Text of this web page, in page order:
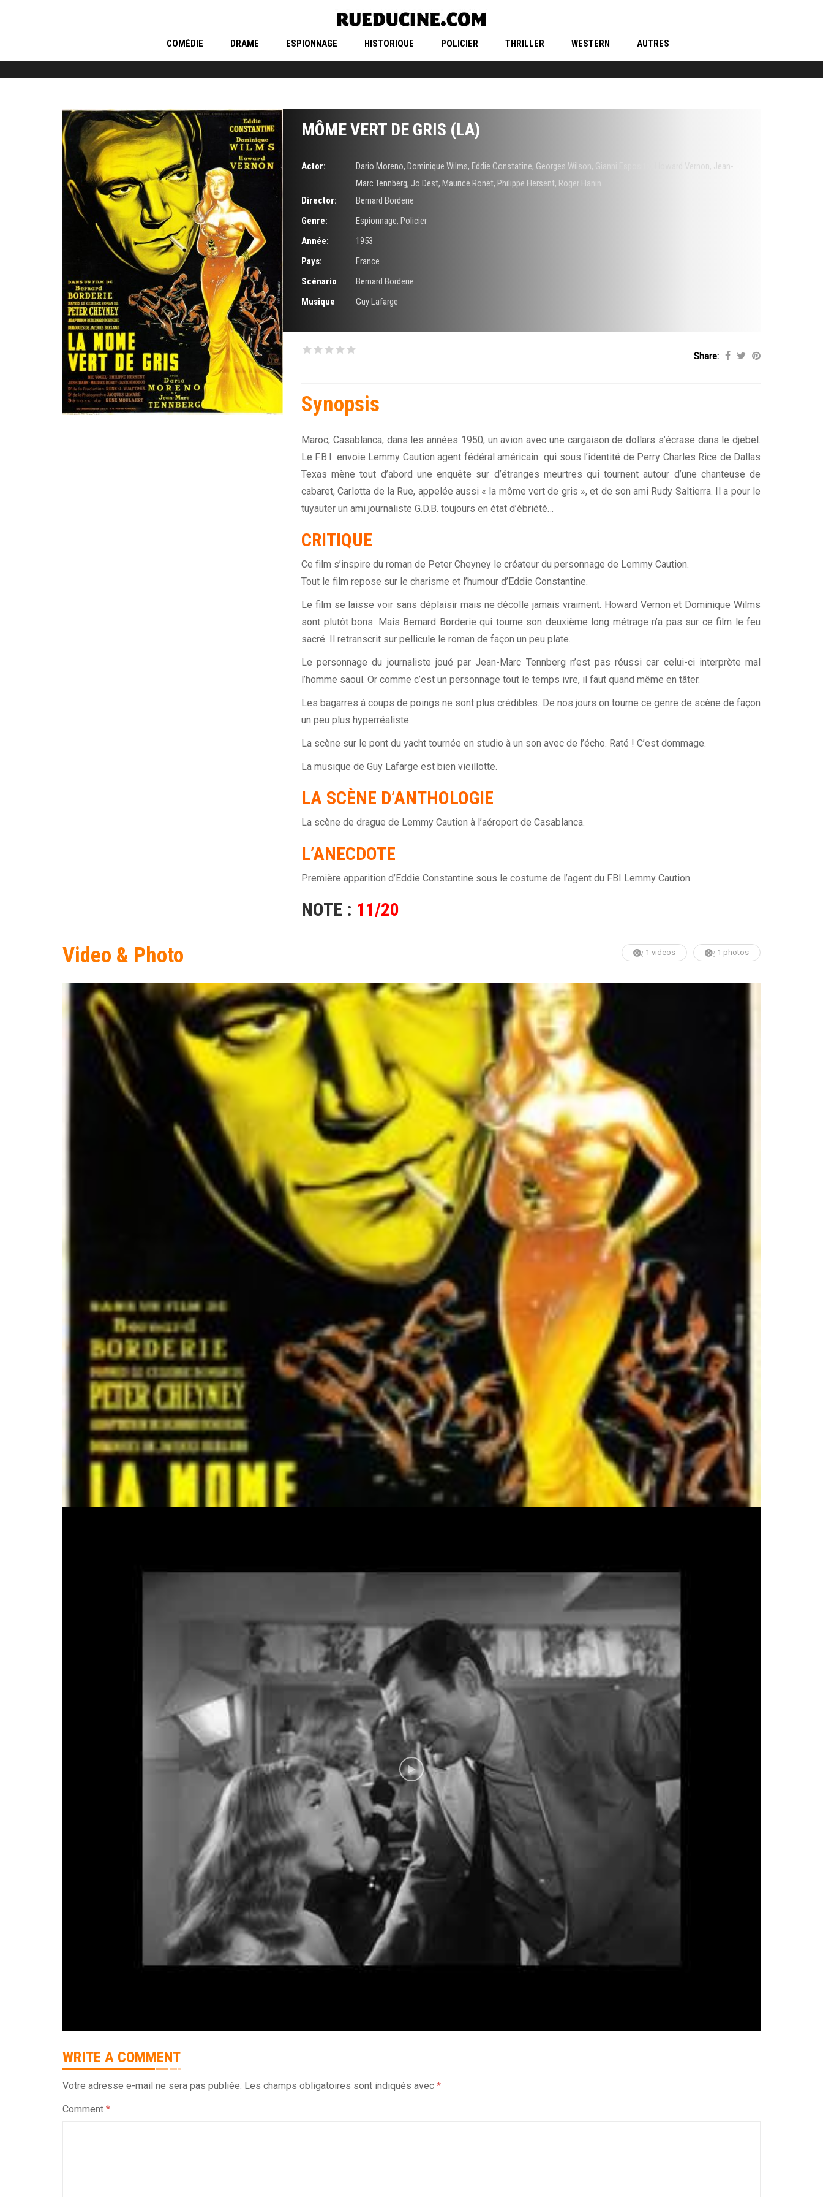
COMÉDIE DRAME ESPIONNAGE HISTORIQUE POLICIER THRILLER WESTERN AUTRES
MÔME VERT DE GRIS (LA)
Actor: Dario Moreno, Dominique Wilms, Eddie Constatine, Georges Wilson, Gianni Esposito Howard Vernon, Jean-
Marc Tennberg, Jo Dest, Maurice Ronet, Philippe Hersent, Roger Hanin
Director:
Bernard Borderie
Genre:
Espionnage, Policier
Année:
1953
Pays:
France
Scénario
Bernard Borderie
Musique
Guy Lafarge
Share:
Synopsis
Maroc, Casablanca, dans les années 1950, un avion avec une cargaison de dollars s’écrase dans le djebel.
Le F.B.I. envoie Lemmy Caution agent fédéral américain qui sous l’identité de Perry Charles Rice de Dallas
Texas mène tout d’abord une enquête sur d’étranges meurtres qui tournent autour d’une chanteuse de
cabaret, Carlotta de la Rue, appelée aussi « la môme vert de gris », et de son ami Rudy Saltierra. Il a pour le
tuyauter un ami journaliste G.D.B. toujours en état d’ébriété…
CRITIQUE
Ce film s’inspire du roman de Peter Cheyney le créateur du personnage de Lemmy Caution.
Tout le film repose sur le charisme et l’humour d’Eddie Constantine.
Le film se laisse voir sans déplaisir mais ne décolle jamais vraiment. Howard Vernon et Dominique Wilms
sont plutôt bons. Mais Bernard Borderie qui tourne son deuxième long métrage n’a pas sur ce film le feu
sacré. Il retranscrit sur pellicule le roman de façon un peu plate.
Le personnage du journaliste joué par Jean-Marc Tennberg n’est pas réussi car celui-ci interprète mal
l’homme saoul. Or comme c’est un personnage tout le temps ivre, il faut quand même en tâter.
Les bagarres à coups de poings ne sont plus crédibles. De nos jours on tourne ce genre de scène de façon
un peu plus hyperréaliste.
La scène sur le pont du yacht tournée en studio à un son avec de l’écho. Raté ! C’est dommage.
La musique de Guy Lafarge est bien vieillotte.
LA SCÈNE D’ANTHOLOGIE
La scène de drague de Lemmy Caution à l’aéroport de Casablanca.
L’ANECDOTE
Première apparition d’Eddie Constantine sous le costume de l’agent du FBI Lemmy Caution.
NOTE : 11/20
Video & Photo 1 videos 1 photos
WRITE A COMMENT
Votre adresse e-mail ne sera pas publiée. Les champs obligatoires sont indiqués avec *
Comment *